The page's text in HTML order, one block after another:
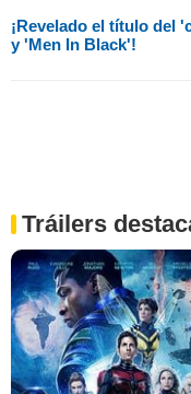
¡Revelado el título del
y 'Men In Black'!
Tráilers